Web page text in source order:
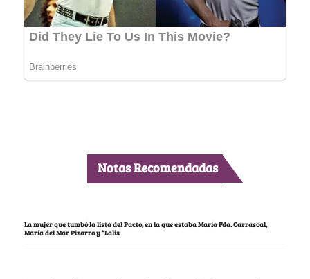
Notas Recomendadas
La mujer que tumbó la lista del Pacto, en la que estaba María Fda. Carrascal,
María del Mar Pizarro y “Lalis